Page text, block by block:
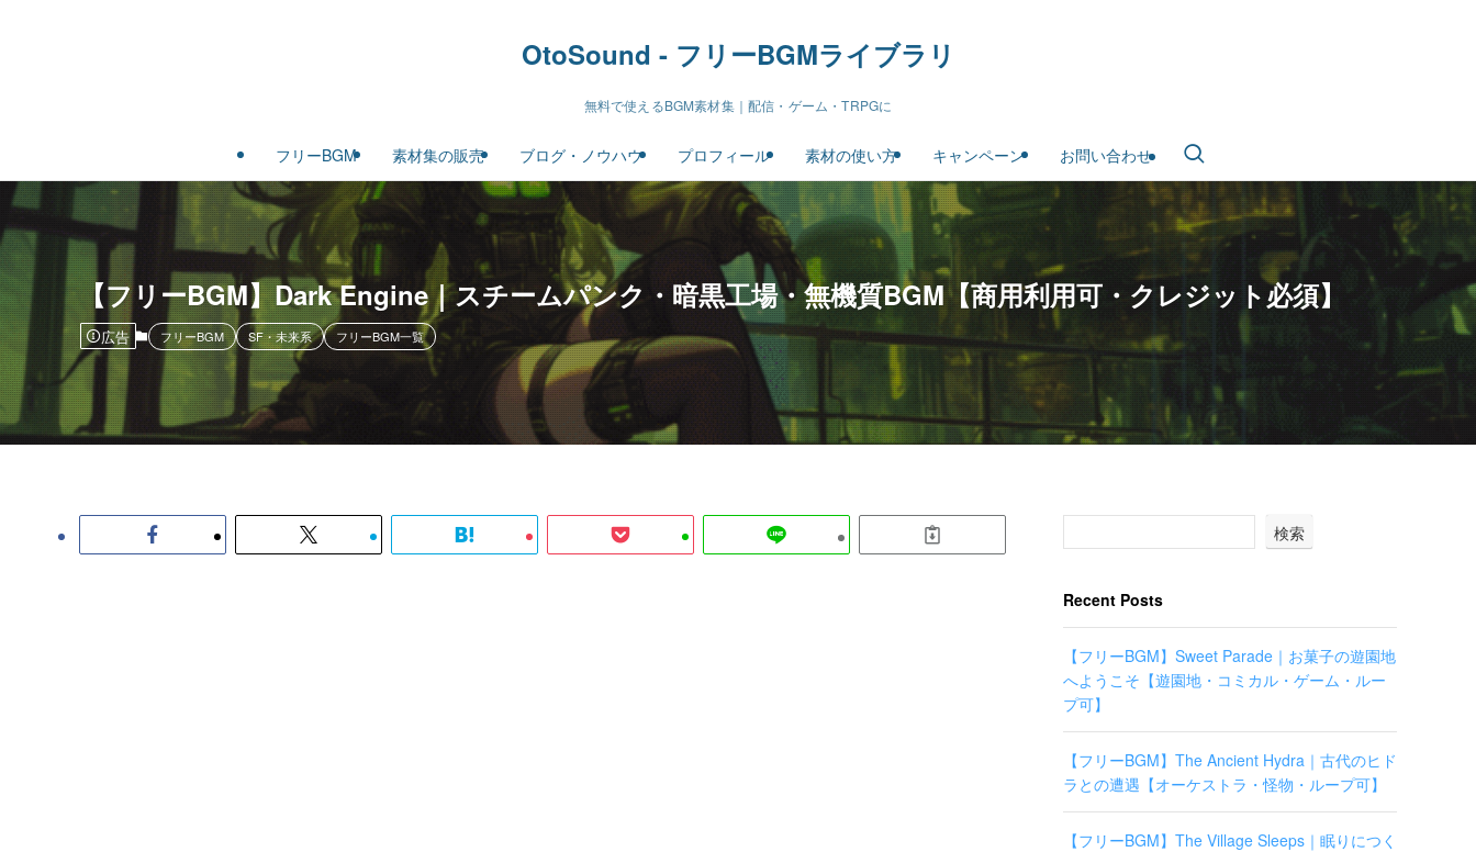
OtoSound - フリーBGMライブラリ
無料で使えるBGM素材集｜配信・ゲーム・TRPGに
フリーBGM 素材集の販売 ブログ・ノウハウ プロフィール 素材の使い方 キャンペーン お問い合わせ
【フリーBGM】Dark Engine｜スチームパンク・暗黒工場・無機質BGM【商用利用可・クレジット必須】
広告 フリーBGM SF・未来系 フリーBGM一覧
検索
Recent Posts
【フリーBGM】Sweet Parade｜お菓子の遊園地
へようこそ【遊園地・コミカル・ゲーム・ルー
プ可】
【フリーBGM】The Ancient Hydra｜古代のヒド
ラとの遭遇【オーケストラ・怪物・ループ可】
【フリーBGM】The Village Sleeps｜眠りにつく